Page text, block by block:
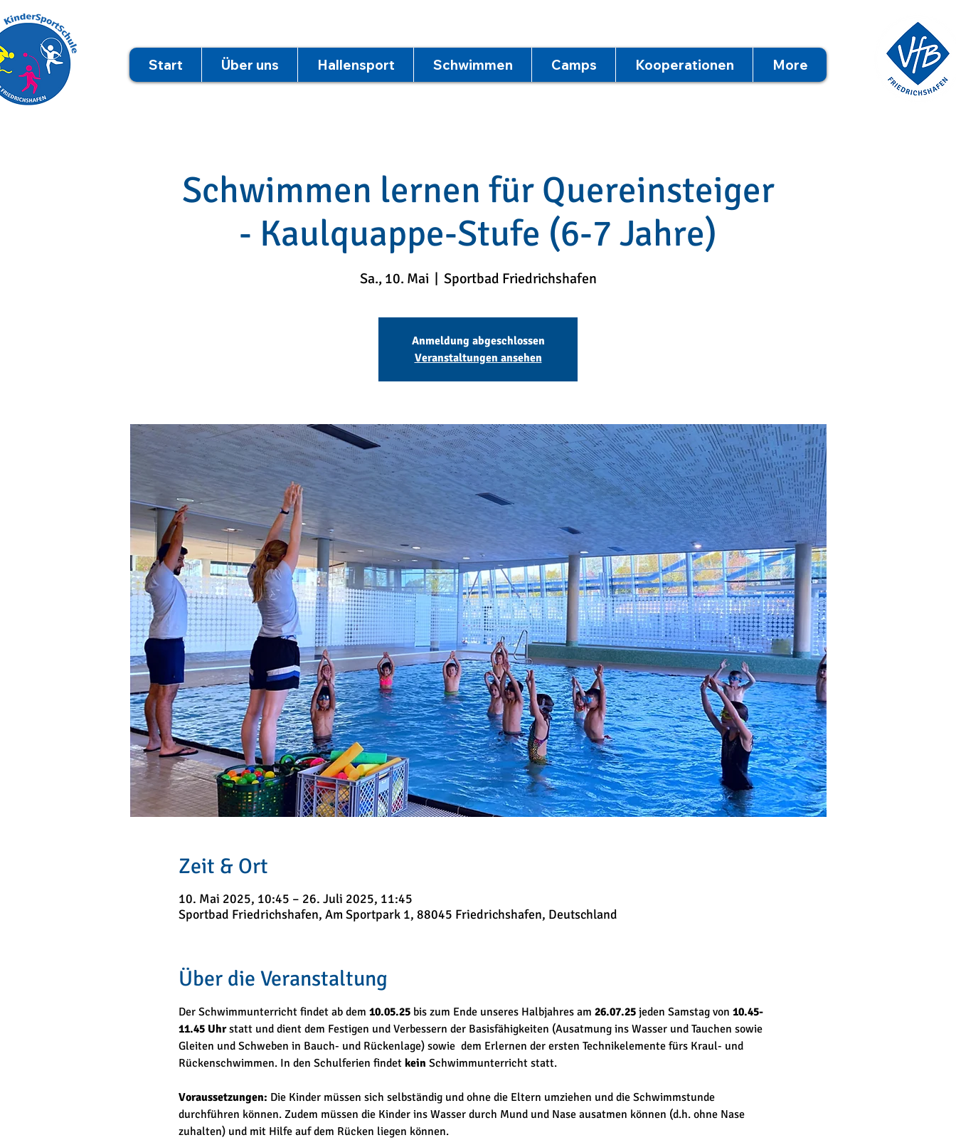
Start Über uns Hallensport Schwimmen Camps Kooperationen More
Schwimmen lernen für Quereinsteiger
- Kaulquappe-Stufe (6-7 Jahre)
Sa., 10. Mai Sportbad Friedrichshafen
Anmeldung abgeschlossen
Veranstaltungen ansehen
Zeit & Ort
10. Mai 2025, 10:45 – 26. Juli 2025, 11:45
Sportbad Friedrichshafen, Am Sportpark 1, 88045 Friedrichshafen, Deutschland
Über die Veranstaltung
Der Schwimmunterricht findet ab dem 10.05.25 bis zum Ende unseres Halbjahres am 26.07.25 jeden Samstag von 10.45-
11.45 Uhr statt und dient dem Festigen und Verbessern der Basisfähigkeiten (Ausatmung ins Wasser und Tauchen sowie
Gleiten und Schweben in Bauch- und Rückenlage) sowie  dem Erlernen der ersten Technikelemente fürs Kraul- und
Rückenschwimmen. In den Schulferien findet kein Schwimmunterricht statt.
Voraussetzungen: Die Kinder müssen sich selbständig und ohne die Eltern umziehen und die Schwimmstunde
durchführen können. Zudem müssen die Kinder ins Wasser durch Mund und Nase ausatmen können (d.h. ohne Nase
zuhalten) und mit Hilfe auf dem Rücken liegen können.